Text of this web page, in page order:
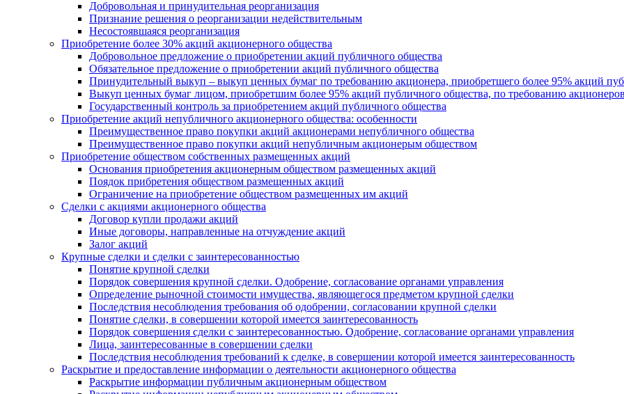
Добровольная и принудительная реорганизация
Признание решения о реорганизации недействительным
Несостоявшаяся реорганизация
Приобретение более 30% акций акционерного общества
Добровольное предложение о приобретении акций публичного общества
Обязательное предложение о приобретении акций публичного общества
Принудительный выкуп – выкуп ценных бумаг по требованию акционера, приобретшего более 95% акций
Выкуп ценных бумаг лицом, приобретшим более 95% акций публичного общества, по требованию
Государственный контроль за приобретением акций публичного общества
Приобретение акций непубличного акционерного общества: особенности
Преимущественное право покупки акций акционерами непубличного общества
Преимущественное право покупки акций непубличным акционерым обществом
Приобретение обществом собственных размещенных акций
Основания приобретения акционерным обществом размещенных акций
Поядок прибретения обществом размещенных акций
Ограничение на приобретение обществом размещенных им акций
Сделки с акциями акционерного общества
Договор купли продажи акций
Иные договоры, направленные на отчуждение акций
Залог акций
Крупные сделки и сделки с заинтересованностью
Понятие крупной сделки
Порядок совершения крупной сделки. Одобрение, согласование органами управления
Определение рыночной стоимости имущества, являющегося предметом крупной сделки
Последствия несоблюдения требования об одобрении, согласовании крупной сделки
Понятие сделки, в совершении которой имеется заинтересованность
Порядок совершения сделки с заинтересованностью. Одобрение, согласование органами управления
Лица, заинтересованные в совершении сделки
Последствия несоблюдения требований к сделке, в совершении которой имеется заинтересованность
Раскрытие и предоставление информации о деятельности акционерного общества
Раскрытие информации публичным акционерным обществом